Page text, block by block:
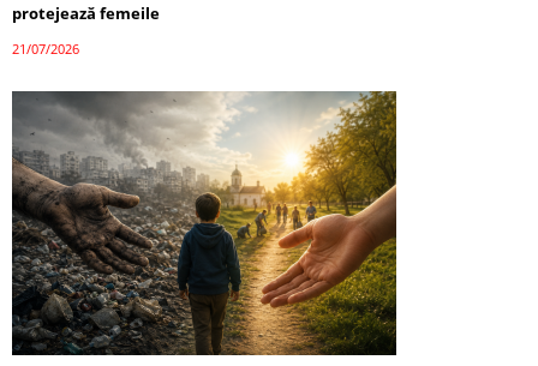
protejează femeile
21/07/2026